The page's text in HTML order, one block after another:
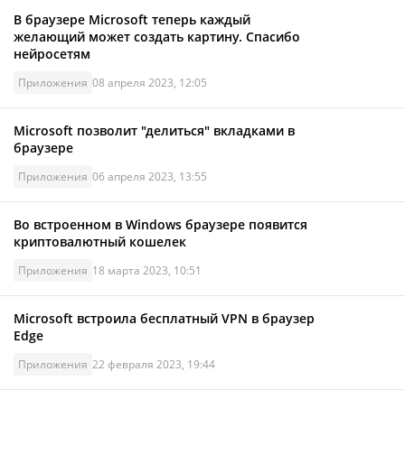
В браузере Microsoft теперь каждый
желающий может создать картину. Спасибо
нейросетям
Приложения 08 апреля 2023, 12:05
Microsoft позволит "делиться" вкладками в
браузере
Приложения 06 апреля 2023, 13:55
Во встроенном в Windows браузере появится
криптовалютный кошелек
Приложения 18 марта 2023, 10:51
Microsoft встроила бесплатный VPN в браузер
Edge
Приложения 22 февраля 2023, 19:44